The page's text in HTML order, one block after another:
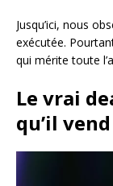
Jusqu’ici, nous
exécutée.
qui mérite toute
Le vrai
qu’il